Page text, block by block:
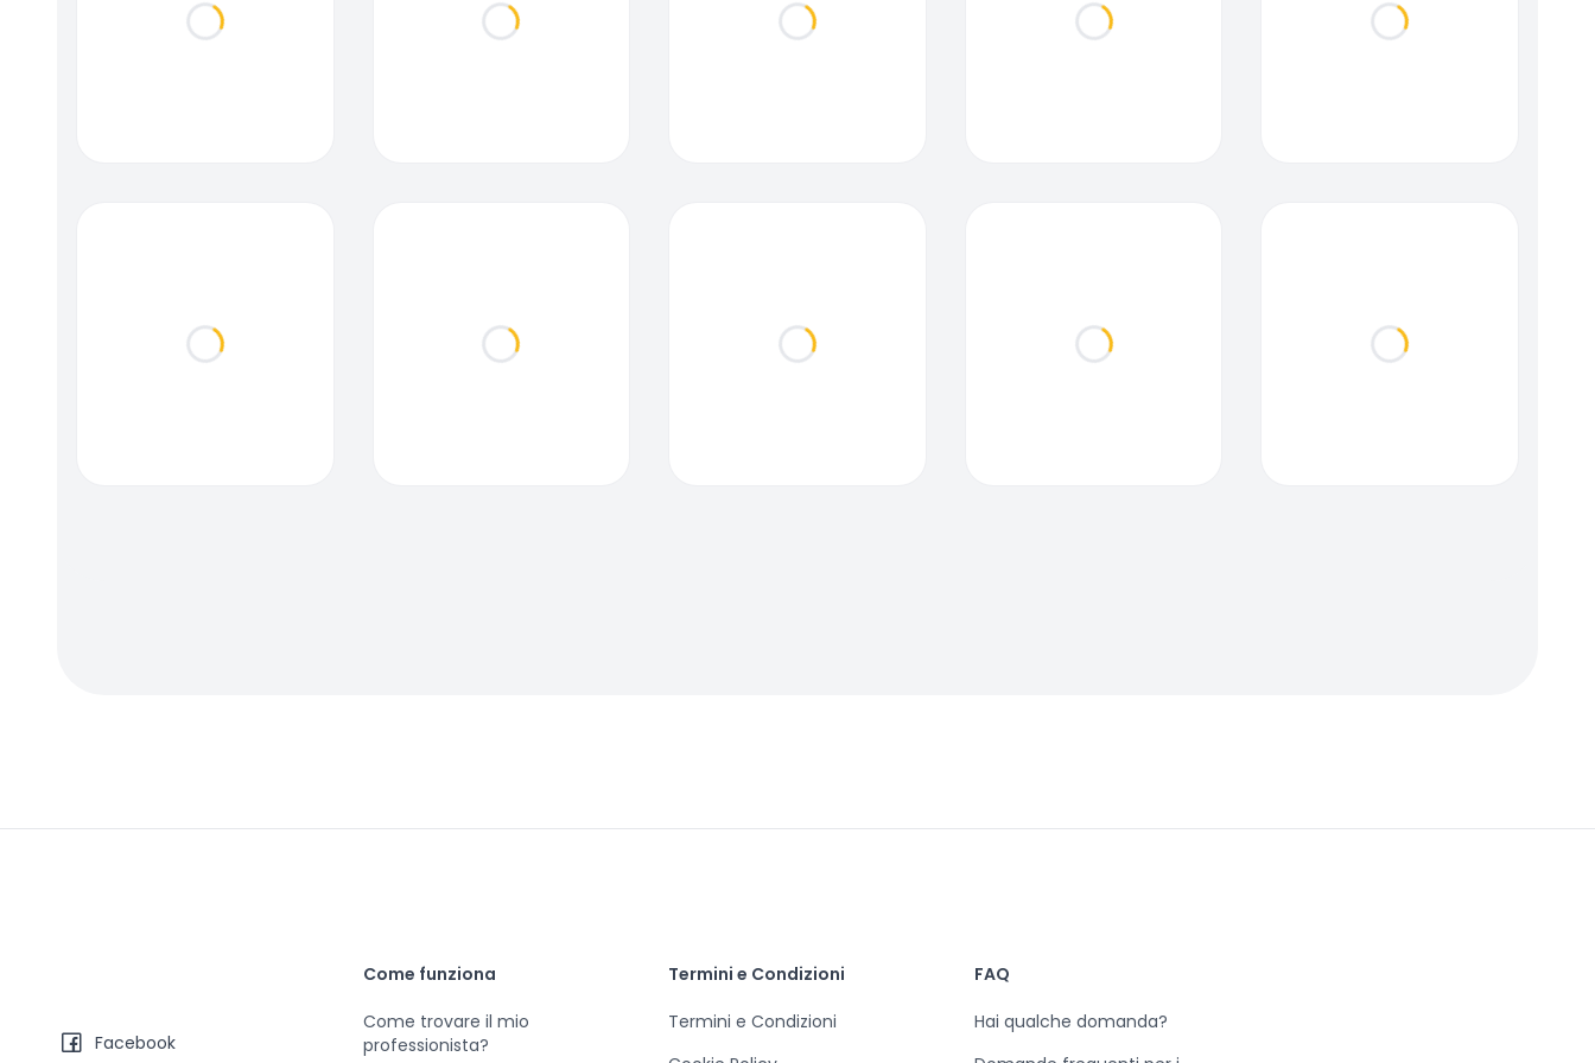
Loading... Loading... Loading... Loading... Loading...
Loading... Loading... Loading... Loading... Loading...
Facebook
Come funziona
Come trovare il mio
professionista?
Termini e Condizioni
Termini e Condizioni
FAQ
Hai qualche domanda?